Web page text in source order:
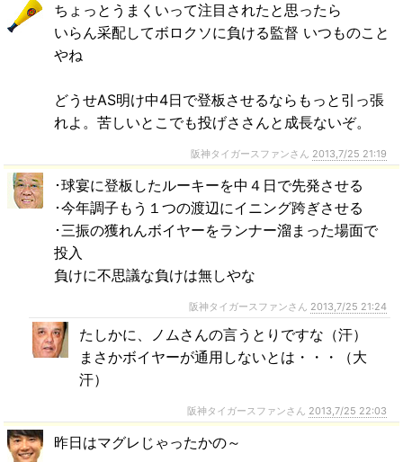
ちょっとうまくいって注目されたと思ったら
いらん采配してボロクソに負ける監督 いつものこと
やね
どうせAS明け中4日で登板させるならもっと引っ張
れよ。苦しいとこでも投げささんと成長ないぞ。
阪神タイガースファンさん 2013,7/25 21:19
･球宴に登板したルーキーを中４日で先発させる
･今年調子もう１つの渡辺にイニング跨ぎさせる
･三振の獲れんボイヤーをランナー溜まった場面で
投入
負けに不思議な負けは無しやな
阪神タイガースファンさん 2013,7/25 21:24
たしかに、ノムさんの言うとりですな（汗）
まさかボイヤーが通用しないとは・・・（大
汗）
阪神タイガースファンさん 2013,7/25 22:03
昨日はマグレじゃったかの～